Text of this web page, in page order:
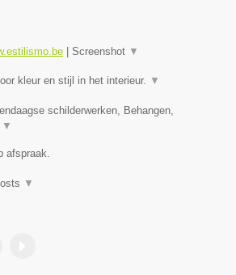
Screenshot ▼
kleur en stijl in het interieur. ▼
schilderwerken, Behangen,
▼
afspraak.
▼